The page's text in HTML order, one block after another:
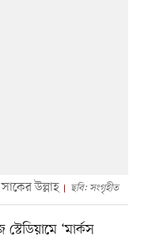
উল্লাহ ছবি: সংগৃহীত
‘মার্কস